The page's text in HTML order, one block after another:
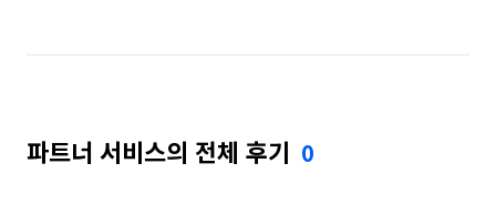
파트너 서비스의 전체 후기 0